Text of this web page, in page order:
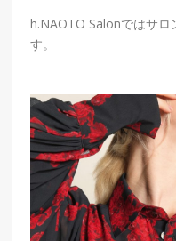
h.NAOTO Salonではサロ
す。